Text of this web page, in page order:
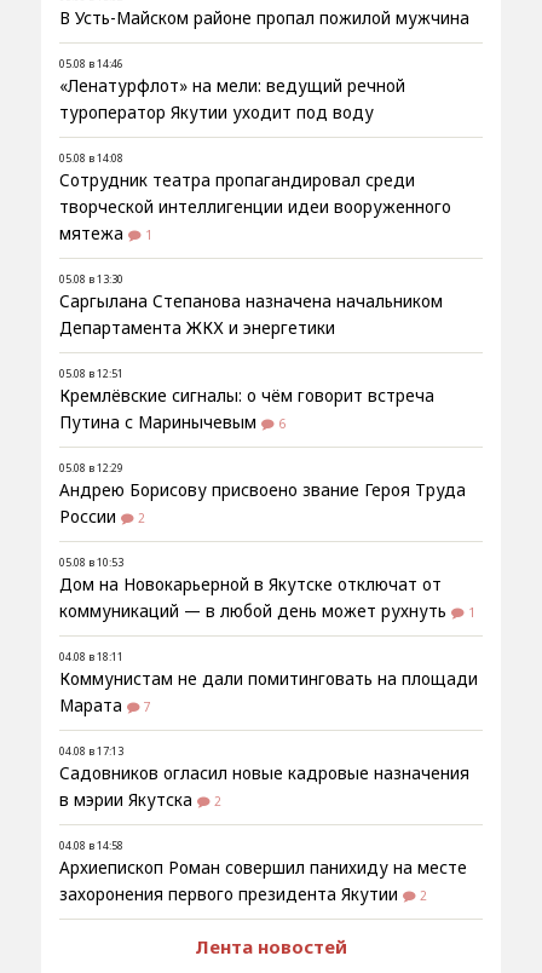
В Усть-Майском районе пропал пожилой мужчина
05.08 в 14:46
«Ленатурфлот» на мели: ведущий речной
туроператор Якутии уходит под воду
05.08 в 14:08
Сотрудник театра пропагандировал среди
творческой интеллигенции идеи вооруженного
мятежа
1
05.08 в 13:30
Саргылана Степанова назначена начальником
Департамента ЖКХ и энергетики
05.08 в 12:51
Кремлёвские сигналы: о чём говорит встреча
Путина с Маринычевым
6
05.08 в 12:29
Андрею Борисову присвоено звание Героя Труда
России
2
05.08 в 10:53
Дом на Новокарьерной в Якутске отключат от
коммуникаций — в любой день может рухнуть
1
04.08 в 18:11
Коммунистам не дали помитинговать на площади
Марата
7
04.08 в 17:13
Садовников огласил новые кадровые назначения
в мэрии Якутска
2
04.08 в 14:58
Архиепископ Роман совершил панихиду на месте
захоронения первого президента Якутии
2
Лента новостей